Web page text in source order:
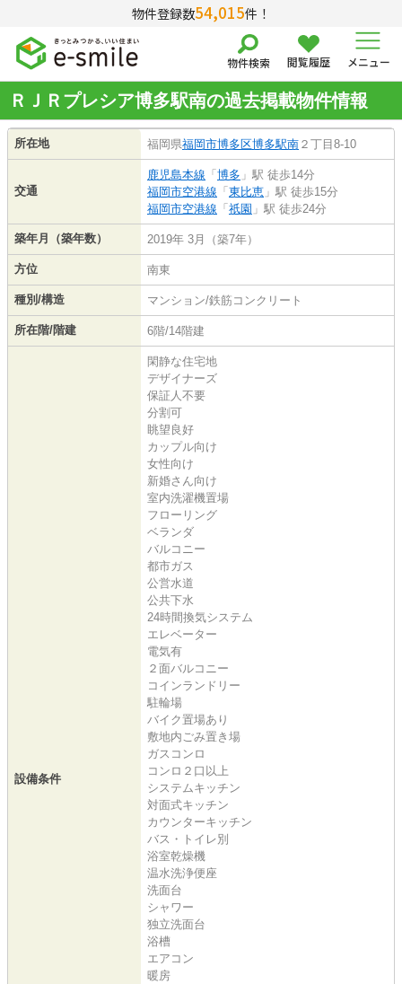
物件登録数54,015件！
物件検索 閲覧履歴 メニュー
ＲＪＲプレシア博多駅南の過去掲載物件情報
所在地 福岡県福岡市博多区博多駅南 ２丁目8-10
交通
鹿児島本線 「博多 」駅 徒歩14分
福岡市空港線 「東比恵 」駅 徒歩15分
福岡市空港線 「祇園 」駅 徒歩24分
築年月（築年数） 2019年 3月（築7年）
方位 南東
種別/構造 マンション/鉄筋コンクリート
所在階/階建 6階/14階建
設備条件
閑静な住宅地
デザイナーズ
保証人不要
分割可
眺望良好
カップル向け
女性向け
新婚さん向け
室内洗濯機置場
フローリング
ベランダ
バルコニー
都市ガス
公営水道
公共下水
24時間換気システム
エレベーター
電気有
２面バルコニー
コインランドリー
駐輪場
バイク置場あり
敷地内ごみ置き場
ガスコンロ
コンロ２口以上
システムキッチン
対面式キッチン
カウンターキッチン
バス・トイレ別
浴室乾燥機
温水洗浄便座
洗面台
シャワー
独立洗面台
浴槽
エアコン
暖房